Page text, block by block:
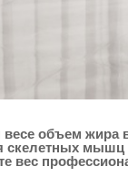
объем
вес